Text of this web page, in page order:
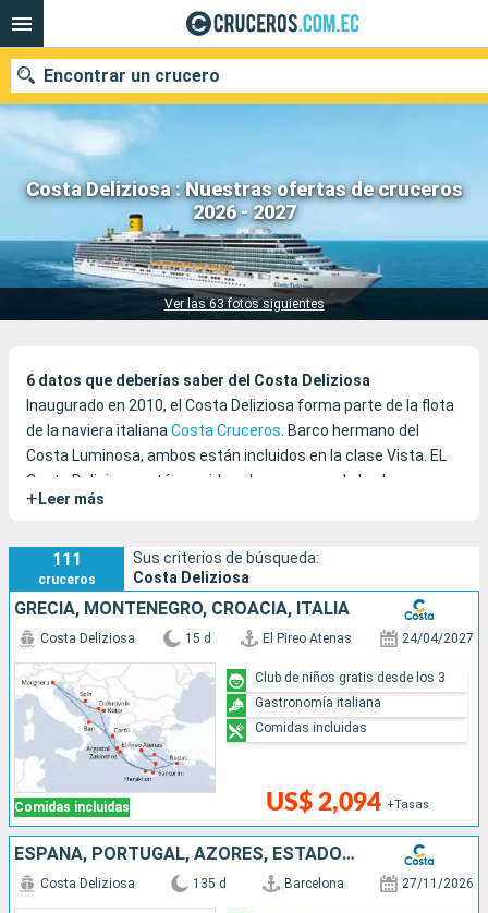
Costa Deliziosa : Nuestras ofertas de cruceros
2026 - 2027
111 cruceros encontrados
Ver las 63 fotos siguientes
Encontrar un crucero
Nuestros destinos
Fecha de salida
Puertos Compañías
6 datos que deberías saber del Costa Deliziosa
Inaugurado en 2010, el Costa Deliziosa forma parte de la flota
de la naviera italianaCosta Cruceros. Barco hermano del
Costa Luminosa, ambos están incluidos en la clase Vista. EL
Costa Deliziosa está considerado como uno de los buques
insignia de la flota y presenta una decoración en la que
+ Leer más
111
cruceros
Sus criterios de búsqueda:
Costa Deliziosa
GRECIA, MONTENEGRO, CROACIA, ITALIA
Comidas incluidas
Costa Deliziosa 15 d El Pireo Atenas 24/04/2027
US$ 2,094 +Tasas
Club de niños gratis desde los 3
Gastronomía italiana
Comidas incluidas
ESPAÑA, PORTUGAL, AZORES, ESTADOS UNIDOS, FLORIDA (USA), MÉJICO, ESTADOS UNITOS, HAWÁI, POLINESIA, FIJI, AUSTRALIA, JAPÓN, COREA DEL SUR, TAIWÁN, SUDÁFRICA
Costa Deliziosa 135 d Barcelona 27/11/2026